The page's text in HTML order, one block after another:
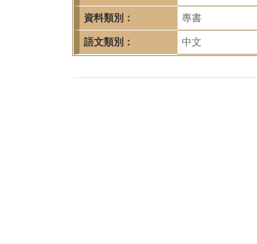
資料類別： 專書
語文類別： 中文